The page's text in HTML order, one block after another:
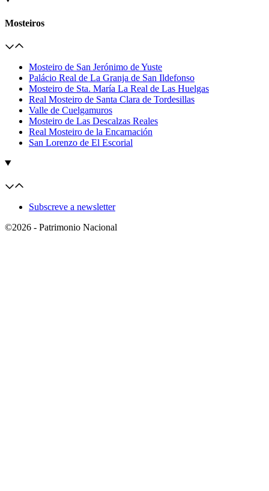
Mosteiros
Mosteiro de San Jerónimo de Yuste
Palácio Real de La Granja de San Ildefonso
Mosteiro de Sta. María La Real de Las Huelgas
Real Mosteiro de Santa Clara de Tordesillas
Valle de Cuelgamuros
Mosteiro de Las Descalzas Reales
Real Mosteiro de la Encarnación
San Lorenzo de El Escorial
Subscreve a newsletter
©2026 - Patrimonio Nacional